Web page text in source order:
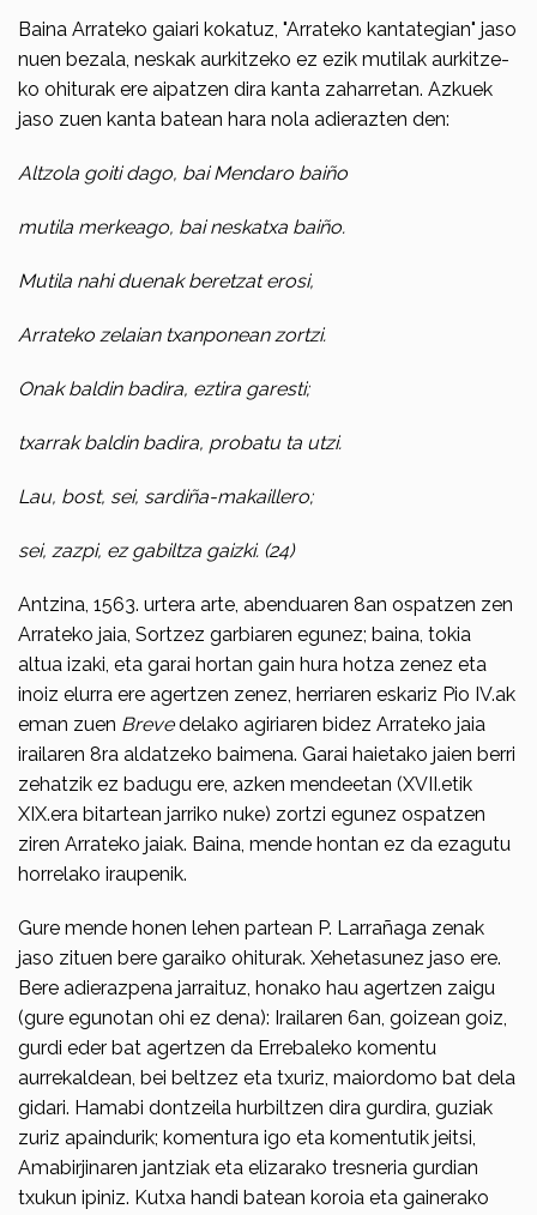
Baina Arrateko gaiari kokatuz, "Arrateko kantategian" jaso
nuen bezala, neskak aurkitzeko ez ezik mutilak aurkitze­
ko ohiturak ere aipatzen dira kanta zaharretan. Azkuek
jaso zuen kanta batean hara nola adierazten den:
Altzola goiti dago, bai Mendaro baiño
mutila merkeago, bai neskatxa baiño.
Mutila nahi duenak beretzat erosi,
Arrateko zelaian txanponean zortzi.
Onak baldin badira, eztira garesti;
txarrak baldin badira, probatu ta utzi.
Lau, bost, sei, sardiña-makaillero;
sei, zazpi, ez gabiltza gaizki. (24)
Antzina, 1563. urtera arte, abenduaren 8an ospatzen zen
Arrateko jaia, Sortzez garbiaren egunez; baina, tokia
altua izaki, eta garai hortan gain hura hotza zenez eta
inoiz elurra ere agertzen zenez, herriaren eskariz Pio IV.ak
eman zuen Brevedelako agiriaren bidez Arrateko jaia
irailaren 8ra aldatzeko baimena. Garai haietako jaien berri
zehat­zik ez badugu ere, azken mendeetan (XVII.etik
XIX.era bitartean jarriko nuke) zortzi egunez ospatzen
ziren Arrateko jaiak. Baina, mende hontan ez da ezagutu
horrelako iraupenik.
Gure mende honen lehen partean P. Larrañaga zenak
jaso zituen bere garaiko ohi­turak. Xehetasunez jaso ere.
Bere adierazpena jarraituz, honako hau agertzen zaigu
(gure egunotan ohi ez dena): Iraila­ren 6an, goizean goiz,
gurdi eder bat agertzen da Errebaleko komentu
aurrekaldean, bei beltzez eta txuriz, maiordomo bat dela
gidari. Hamabi dontzeila hurbiltzen dira gurdira, guziak
zuriz apaindu­rik; komentura igo eta komentutik jeitsi,
Amabirjinaren jantziak eta elizarako tresneria gurdian
txukun ipiniz. Kutxa handi batean koroia eta gainerako